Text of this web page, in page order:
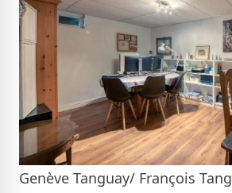
Genève Tanguay/ François